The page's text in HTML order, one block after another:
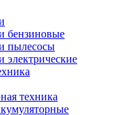
бензиновые
пылесосы
электрические
техника